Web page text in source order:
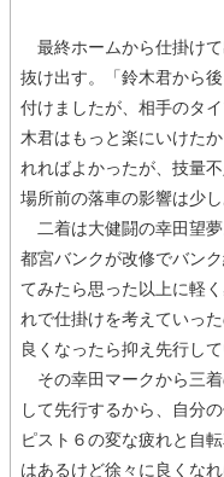
最終ホームから仕掛け
抜け出す。「鈴木君から
付けましたが、相手のタ
木君はもっと楽にいけた
れればよかったが、技量
場所前の落車の影響は少し
二着は大健闘の幸田望
都宮バンクが改修でバン
てみたら思った以上に軽
れで仕掛けを考えていっ
良くなったら抑え先行して
その幸田マークから三
して先行するから、自分
ピスト６の変な疲れと自
はあるけど徐々に良くなれ